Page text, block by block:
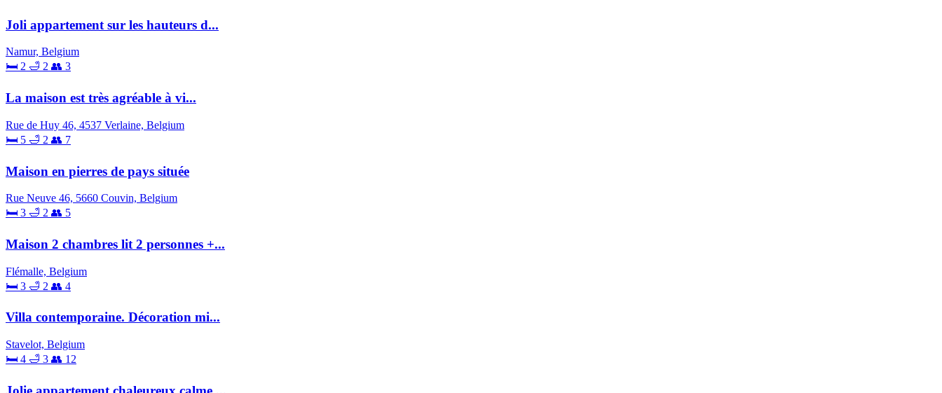
Joli appartement sur les hauteurs d...
Namur, Belgium
🛏 2 🛁 2 👥 3
La maison est très agréable à vi...
Rue de Huy 46, 4537 Verlaine, Belgium
🛏 5 🛁 2 👥 7
Maison en pierres de pays située
Rue Neuve 46, 5660 Couvin, Belgium
🛏 3 🛁 2 👥 5
Maison 2 chambres lit 2 personnes +...
Flémalle, Belgium
🛏 3 🛁 2 👥 4
Villa contemporaine. Décoration mi...
Stavelot, Belgium
🛏 4 🛁 3 👥 12